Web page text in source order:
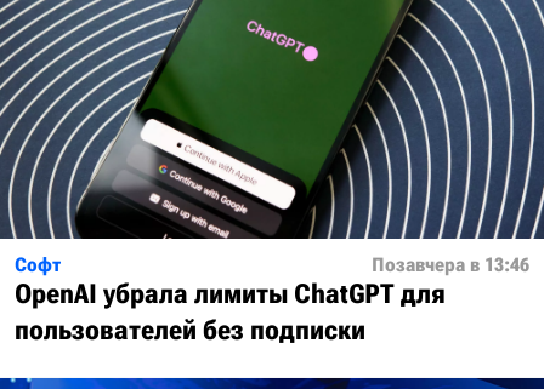
Софт Позавчера в 13:46
OpenAI убрала лимиты ChatGPT для
пользователей без подписки